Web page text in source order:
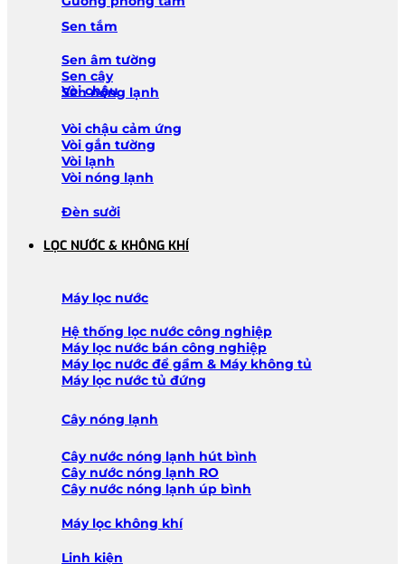
Sen tắm
Sen âm tường
Sen cây
Sen nóng lạnh
Vòi chậu
Vòi chậu cảm ứng
Vòi gắn tường
Vòi lạnh
Vòi nóng lạnh
Đèn sưởi
LỌC NƯỚC & KHÔNG KHÍ
Máy lọc nước
Hệ thống lọc nước công nghiệp
Máy lọc nước bán công nghiệp
Máy lọc nước để gầm & Máy không tủ
Máy lọc nước tủ đứng
Cây nóng lạnh
Cây nước nóng lạnh hút bình
Cây nước nóng lạnh RO
Cây nước nóng lạnh úp bình
Máy lọc không khí
Linh kiện